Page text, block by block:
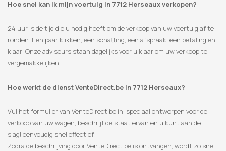
Hoe snel kan ik mijn voertuig in 7712 Herseaux verkopen?
24 uur is de tijd die u nodig heeft om de verkoop van uw voertuig af te
ronden. Een paar klikken, een schatting, een afspraak, een betaling en
klaar! Onze adviseurs staan ​​dagelijks voor u klaar om uw verkoop te
vergemakkelijken.
Hoe werkt de dienst VenteDirect.be in 7712 Herseaux?
Vul het formulier van VenteDirect.be in, speciaal ontworpen voor de
verkoop van uw wagen, beschrijf de staat ervan en u kunt aan de
slag! eenvoudig snel effectief.
Zodra de beschrijving door VenteDirect.be is ontvangen, wordt zo snel